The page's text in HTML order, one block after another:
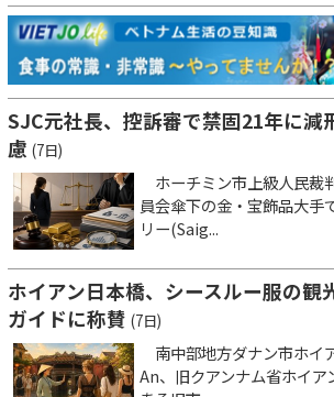
SJC元社長、控訴審で禁固21年に
慮 (7日)
ホーチミン市上級人民裁
員会傘下の金・宝飾品大手
リー(Saig...
ホイアン日本橋、シースルー服の観
ガイドに称賛 (7日)
南中部地方ダナン市ホ
An、旧クアンナム省ホイア